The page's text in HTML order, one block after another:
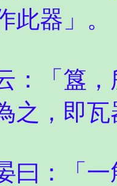
此器」。
：「簋
之，即
曰：「